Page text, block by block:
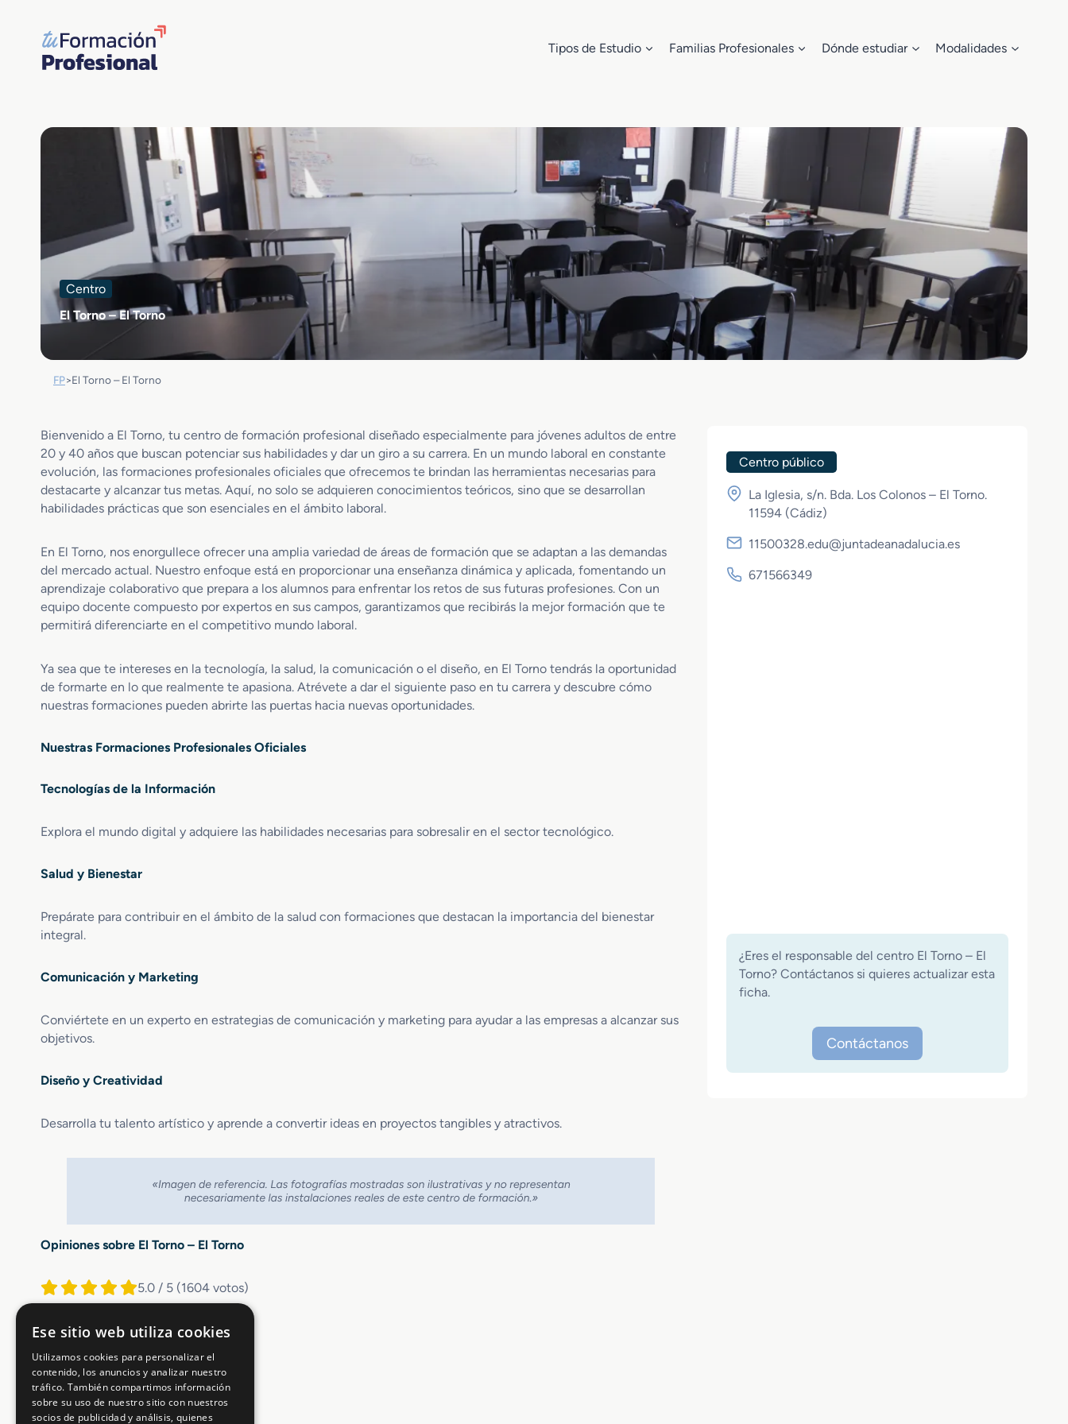
contenido
Tipos de Estudio Familias Profesionales Dónde estudiar Modalidades
Centro
El Torno – El Torno
FP>El Torno – El Torno
Bienvenido a El Torno, tu centro de formación profesional diseñado especialmente para jóvenes adultos de entre
20 y 40 años que buscan potenciar sus habilidades y dar un giro a su carrera. En un mundo laboral en constante
evolución, las formaciones profesionales oficiales que ofrecemos te brindan las herramientas necesarias para
destacarte y alcanzar tus metas. Aquí, no solo se adquieren conocimientos teóricos, sino que se desarrollan
habilidades prácticas que son esenciales en el ámbito laboral.
En El Torno, nos enorgullece ofrecer una amplia variedad de áreas de formación que se adaptan a las demandas
del mercado actual. Nuestro enfoque está en proporcionar una enseñanza dinámica y aplicada, fomentando un
aprendizaje colaborativo que prepara a los alumnos para enfrentar los retos de sus futuras profesiones. Con un
equipo docente compuesto por expertos en sus campos, garantizamos que recibirás la mejor formación que te
permitirá diferenciarte en el competitivo mundo laboral.
Ya sea que te intereses en la tecnología, la salud, la comunicación o el diseño, en El Torno tendrás la oportunidad
de formarte en lo que realmente te apasiona. Atrévete a dar el siguiente paso en tu carrera y descubre cómo
nuestras formaciones pueden abrirte las puertas hacia nuevas oportunidades.
Nuestras Formaciones Profesionales Oficiales
Tecnologías de la Información
Explora el mundo digital y adquiere las habilidades necesarias para sobresalir en el sector tecnológico.
Salud y Bienestar
Prepárate para contribuir en el ámbito de la salud con formaciones que destacan la importancia del bienestar
integral.
Comunicación y Marketing
Conviértete en un experto en estrategias de comunicación y marketing para ayudar a las empresas a alcanzar sus
objetivos.
Diseño y Creatividad
Desarrolla tu talento artístico y aprende a convertir ideas en proyectos tangibles y atractivos.
Opiniones sobre El Torno – El Torno
5.0 / 5 (1604 votos)
Centro público
La Iglesia, s/n. Bda. Los Colonos – El Torno.
11594 (Cádiz)
11500328.edu@juntadeanadalucia.es
671566349
¿Eres el responsable del centro El Torno – El
Torno? Contáctanos si quieres actualizar esta
ficha.
Contáctanos
Ese sitio web utiliza cookies
Utilizamos cookies para personalizar el
contenido, los anuncios y analizar nuestro
tráfico. También compartimos información
sobre su uso de nuestro sitio con nuestros
socios de publicidad y análisis, quienes